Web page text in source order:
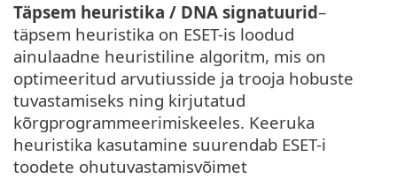
Täpsem heuristika / DNA signatuurid–
täpsem heuristika on ESET-is loodud
ainulaadne heuristiline algoritm, mis on
optimeeritud arvutiusside ja trooja hobuste
tuvastamiseks ning kirjutatud
kõrgprogrammeerimiskeeles. Keeruka
heuristika kasutamine suurendab ESET-i
toodete ohutuvastamisvõimet